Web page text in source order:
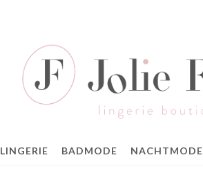
LINGERIE BADMODE NACHTMODE